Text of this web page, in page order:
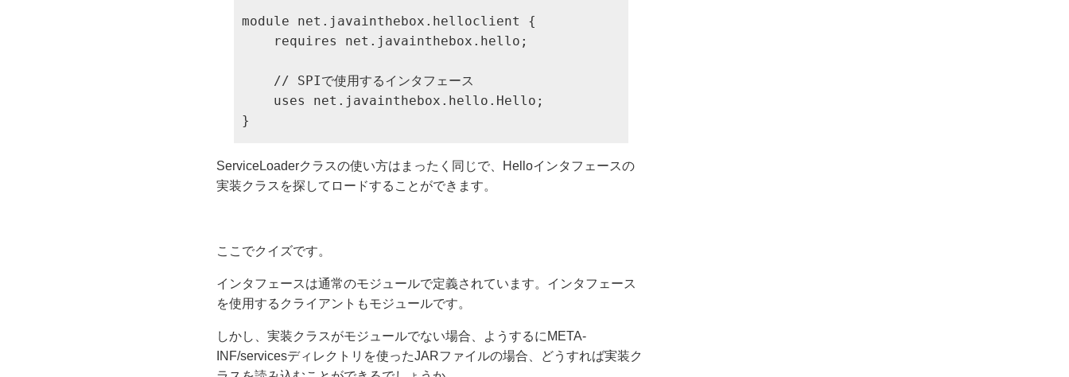
module net.javainthebox.helloclient {
    requires net.javainthebox.hello;
    // SPIで使用するインタフェース
    uses net.javainthebox.hello.Hello;
}
ServiceLoaderクラスの使い方はまったく同じで、Helloインタフェースの
実装クラスを探してロードすることができます。
ここでクイズです。
インタフェースは通常のモジュールで定義されています。インタフェース
を使用するクライアントもモジュールです。
しかし、実装クラスがモジュールでない場合、ようするにMETA-
INF/servicesディレクトリを使ったJARファイルの場合、どうすれば実装ク